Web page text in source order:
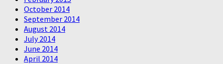
October 2014
September 2014
August 2014
July 2014
June 2014
April 2014